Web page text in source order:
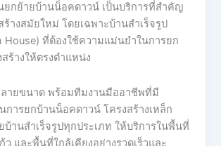
ยกย้ายบ้านน็อคดาวน์ เป็นบริการที่สำคัญ
างสมัยใหม่ โดยเฉพาะบ้านสำเร็จรูป
House) ที่ต้องใช้ความแม่นยำในการยก
ร้างให้ตรงตำแหน่ง
ลายขนาด พร้อมทีมงานมืออาชีพที่มี
การยกบ้านน็อคดาวน์ โครงสร้างเหล็ก
บ้านสำเร็จรูปทุกประเภท ให้บริการในพื้นที่
ว และพื้นที่ใกล้เคียงอย่างรวดเร็วและ